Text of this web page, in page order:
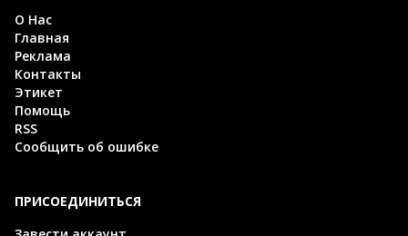
О Нас
Главная
Реклама
Контакты
Этикет
Помощь
RSS
Сообщить об ошибке
ПРИСОЕДИНИТЬСЯ